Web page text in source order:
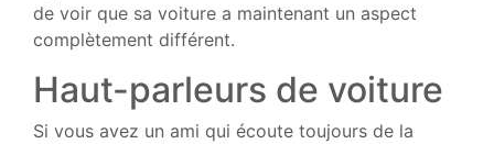
de voir que sa voiture a maintenant un aspect
complètement différent.
Haut-parleurs de voiture
Si vous avez un ami qui écoute toujours de la